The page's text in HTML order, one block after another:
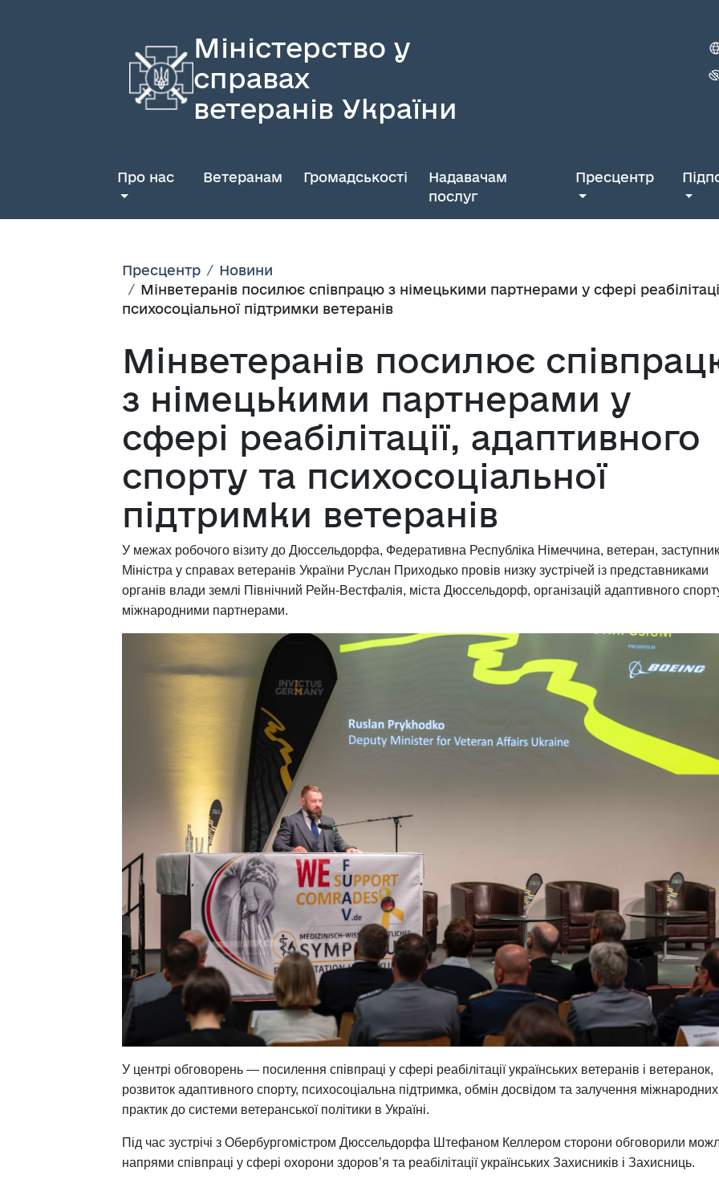
Міністерство у
справах
ветеранів України
Про нас Ветеранам Громадськості
Надавачам
послуг
Пресцентр
Пресцентр
Новини
Мінветеранів посилює співпрацю з німецькими партнерами у сфері
психосоціальної підтримки ветеранів
Мінветеранів посилює
з німецькими партнерами у
сфері реабілітації, адаптивного
спорту та психосоціальної
підтримки ветеранів
У межах робочого візиту до Дюссельдорфа, Федеративна Республіка Німеччина, ветеран, заступник
Міністра у справах ветеранів України Руслан Приходько провів низку зустрічей із представниками
органів влади землі Північний Рейн-Вестфалія, міста Дюссельдорф, організацій адаптивного
міжнародними партнерами.
У центрі обговорень — посилення співпраці у сфері реабілітації українських ветеранів і ветеранок,
розвиток адаптивного спорту, психосоціальна підтримка, обмін досвідом та залучення міжнародних
практик до системи ветеранської політики в Україні.
Під час зустрічі з Обербургомістром Дюссельдорфа Штефаном Келлером сторони обговорили
напрями співпраці у сфері охорони здоров’я та реабілітації українських Захисників і Захисниць.